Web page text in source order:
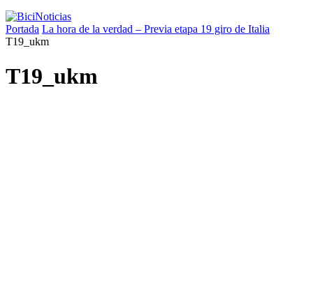
Portada La hora de la verdad – Previa etapa 19 giro de Italia
T19_ukm
T19_ukm